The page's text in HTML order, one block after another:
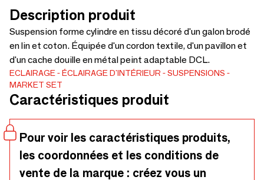
Description produit
Suspension forme cylindre en tissu décoré d'un galon brodé
en lin et coton. Équipée d'un cordon textile, d'un pavillon et
d'un cache douille en métal peint adaptable DCL.
ECLAIRAGE ÉCLAIRAGE D'INTÉRIEUR
SUSPENSIONS
MARKET SET
Caractéristiques produit
Pour voir les caractéristiques produits,
les coordonnées et les conditions de
vente de la marque : créez vous un